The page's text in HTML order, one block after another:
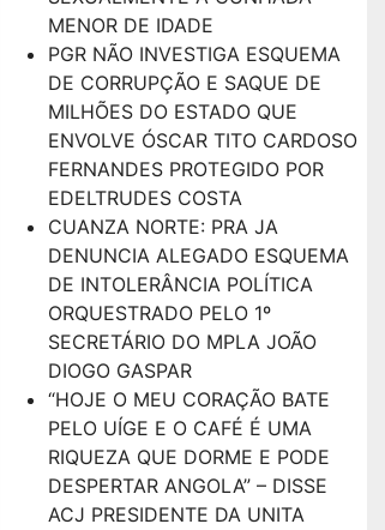
MENOR DE IDADE
PGR NÃO INVESTIGA ESQUEMA
DE CORRUPÇÃO E SAQUE DE
MILHÕES DO ESTADO QUE
ENVOLVE ÓSCAR TITO CARDOSO
FERNANDES PROTEGIDO POR
EDELTRUDES COSTA
CUANZA NORTE: PRA JA
DENUNCIA ALEGADO ESQUEMA
DE INTOLERÂNCIA POLÍTICA
ORQUESTRADO PELO 1º
SECRETÁRIO DO MPLA JOÃO
DIOGO GASPAR
“HOJE O MEU CORAÇÃO BATE
PELO UÍGE E O CAFÉ É UMA
RIQUEZA QUE DORME E PODE
DESPERTAR ANGOLA” – DISSE
ACJ PRESIDENTE DA UNITA